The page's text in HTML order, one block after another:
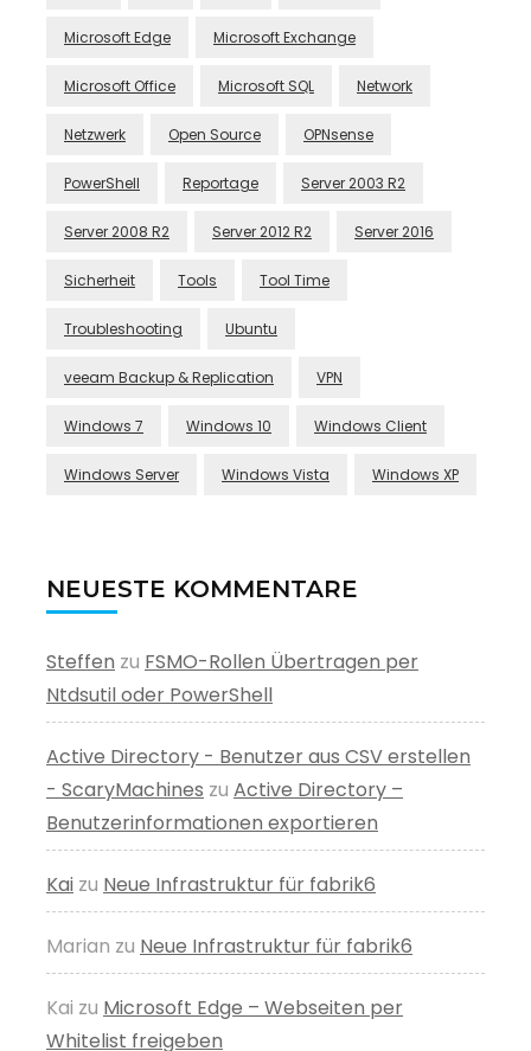
Microsoft Edge Microsoft Exchange
Microsoft Office Microsoft SQL Network
Netzwerk Open Source OPNsense
PowerShell Reportage Server 2003 R2
Server 2008 R2 Server 2012 R2 Server 2016
Sicherheit Tools Tool Time
Troubleshooting Ubuntu
veeam Backup & Replication VPN
Windows 7 Windows 10 Windows Client
Windows Server Windows Vista Windows XP
NEUESTE KOMMENTARE
Steffen zu FSMO-Rollen Übertragen per
Ntdsutil oder PowerShell
Active Directory - Benutzer aus CSV erstellen
- ScaryMachines zu Active Directory –
Benutzerinformationen exportieren
Kai zu Neue Infrastruktur für fabrik6
Marian zu Neue Infrastruktur für fabrik6
Kai zu Microsoft Edge – Webseiten per
Whitelist freigeben